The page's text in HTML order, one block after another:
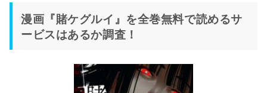
漫画『賭ケグルイ』を全巻無料で読めるサ
ービスはあるか調査！